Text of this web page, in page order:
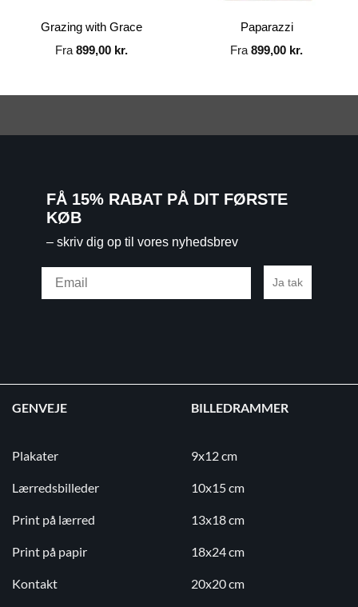
Grazing with Grace
Fra 899,00 kr.
Paparazzi
Fra 899,00 kr.
FÅ 15% RABAT PÅ DIT FØRSTE
KØB
– skriv dig op til vores nyhedsbrev
Ja tak
GENVEJE
Plakater
Lærredsbilleder
Print på lærred
Print på papir
Kontakt
BILLEDRAMMER
9x12 cm
10x15 cm
13x18 cm
18x24 cm
20x20 cm